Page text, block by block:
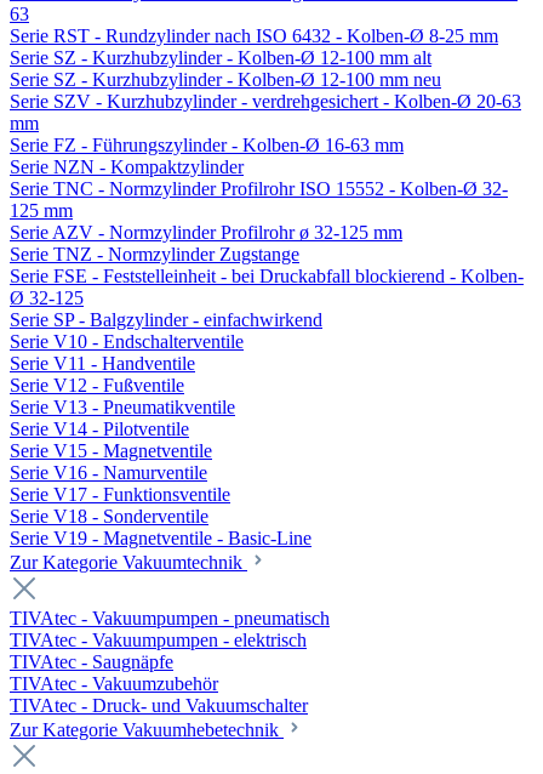
63
Serie RST - Rundzylinder nach ISO 6432 - Kolben-Ø 8-25 mm
Serie SZ - Kurzhubzylinder - Kolben-Ø 12-100 mm alt
Serie SZ - Kurzhubzylinder - Kolben-Ø 12-100 mm neu
Serie SZV - Kurzhubzylinder - verdrehgesichert - Kolben-Ø 20-63
mm
Serie FZ - Führungszylinder - Kolben-Ø 16-63 mm
Serie NZN - Kompaktzylinder
Serie TNC - Normzylinder Profilrohr ISO 15552 - Kolben-Ø 32-
125 mm
Serie AZV - Normzylinder Profilrohr ø 32-125 mm
Serie TNZ - Normzylinder Zugstange
Serie FSE - Feststelleinheit - bei Druckabfall blockierend - Kolben-
Ø 32-125
Serie SP - Balgzylinder - einfachwirkend
Serie V10 - Endschalterventile
Serie V11 - Handventile
Serie V12 - Fußventile
Serie V13 - Pneumatikventile
Serie V14 - Pilotventile
Serie V15 - Magnetventile
Serie V16 - Namurventile
Serie V17 - Funktionsventile
Serie V18 - Sonderventile
Serie V19 - Magnetventile - Basic-Line
Zur Kategorie Vakuumtechnik
TIVAtec - Vakuumpumpen - pneumatisch
TIVAtec - Vakuumpumpen - elektrisch
TIVAtec - Saugnäpfe
TIVAtec - Vakuumzubehör
TIVAtec - Druck- und Vakuumschalter
Zur Kategorie Vakuumhebetechnik